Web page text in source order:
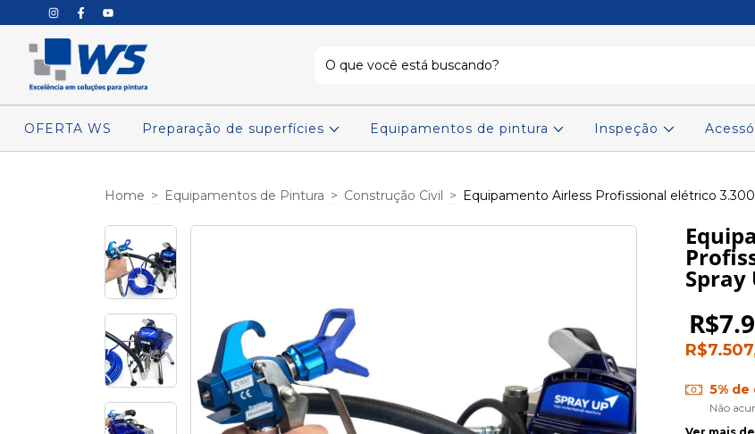
OFERTA WS Preparação de superfícies Equipamentos de pintura Inspeção
Home > Equipamentos de Pintura > Construção Civil > Equipamento Airless Profissional elétrico
Spray
5%
Não